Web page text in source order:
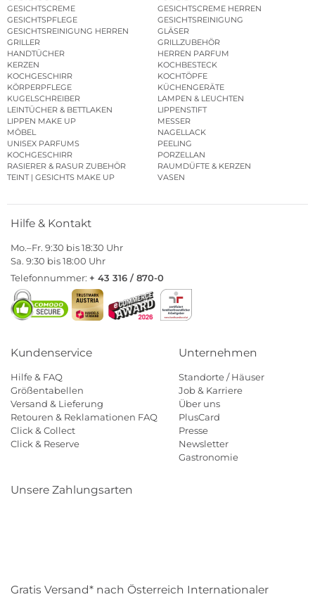
GESICHTSCREME
GESICHTSCREME HERREN
GESICHTSPFLEGE
GESICHTSREINIGUNG
GESICHTSREINIGUNG HERREN
GLÄSER
GRILLER
GRILLZUBEHÖR
HANDTÜCHER
HERREN PARFUM
KERZEN
KOCHBESTECK
KOCHGESCHIRR
KOCHTÖPFE
KÖRPERPFLEGE
KÜCHENGERÄTE
KUGELSCHREIBER
LAMPEN & LEUCHTEN
LEINTÜCHER & BETTLAKEN
LIPPENSTIFT
LIPPEN MAKE UP
MESSER
MÖBEL
NAGELLACK
UNISEX PARFUMS
PEELING
KOCHGESCHIRR
PORZELLAN
RASIERER & RASUR ZUBEHÖR
RAUMDÜFTE & KERZEN
TEINT | GESICHTS MAKE UP
VASEN
Hilfe & Kontakt
Mo.–Fr. 9:30 bis 18:30 Uhr
Sa. 9:30 bis 18:00 Uhr
Telefonnummer: + 43 316 / 870-0
Kundenservice
Hilfe & FAQ
Größentabellen
Versand & Lieferung
Retouren & Reklamationen FAQ
Click & Collect
Click & Reserve
Unternehmen
Standorte / Häuser
Job & Karriere
Über uns
PlusCard
Presse
Newsletter
Gastronomie
Unsere Zahlungsarten
Gratis Versand* nach Österreich Internationaler